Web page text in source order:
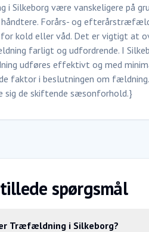
Silkeborg være vanskeligere på
Forårs- og
kold eller våd. Det er vigtigt at
farligt og udfordrende. I
udføres effektivt og med
faktor i beslutningen om
sig de skiftende sæsonforhold.}
spørgsmål
Træfældning i Silkeborg?